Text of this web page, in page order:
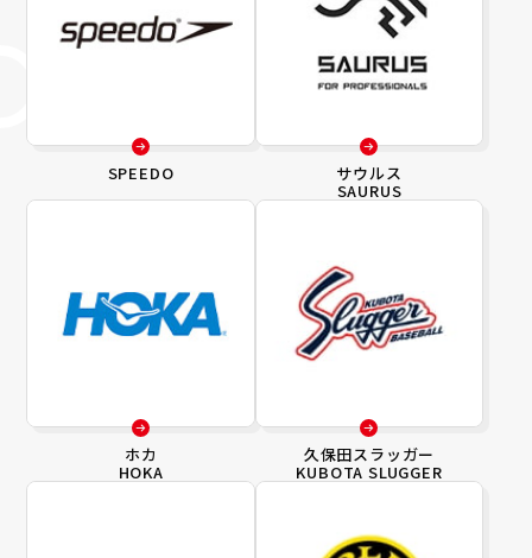
SPEEDO サウルス
SAURUS
ホカ
HOKA
久保田スラッガー
KUBOTA SLUGGER